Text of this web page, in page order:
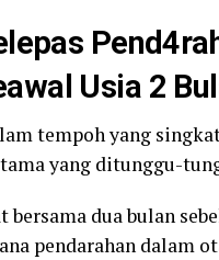
Usia 2
tempoh yang
yang ditunggu-
bersama dua bulan
pendarahan dalam